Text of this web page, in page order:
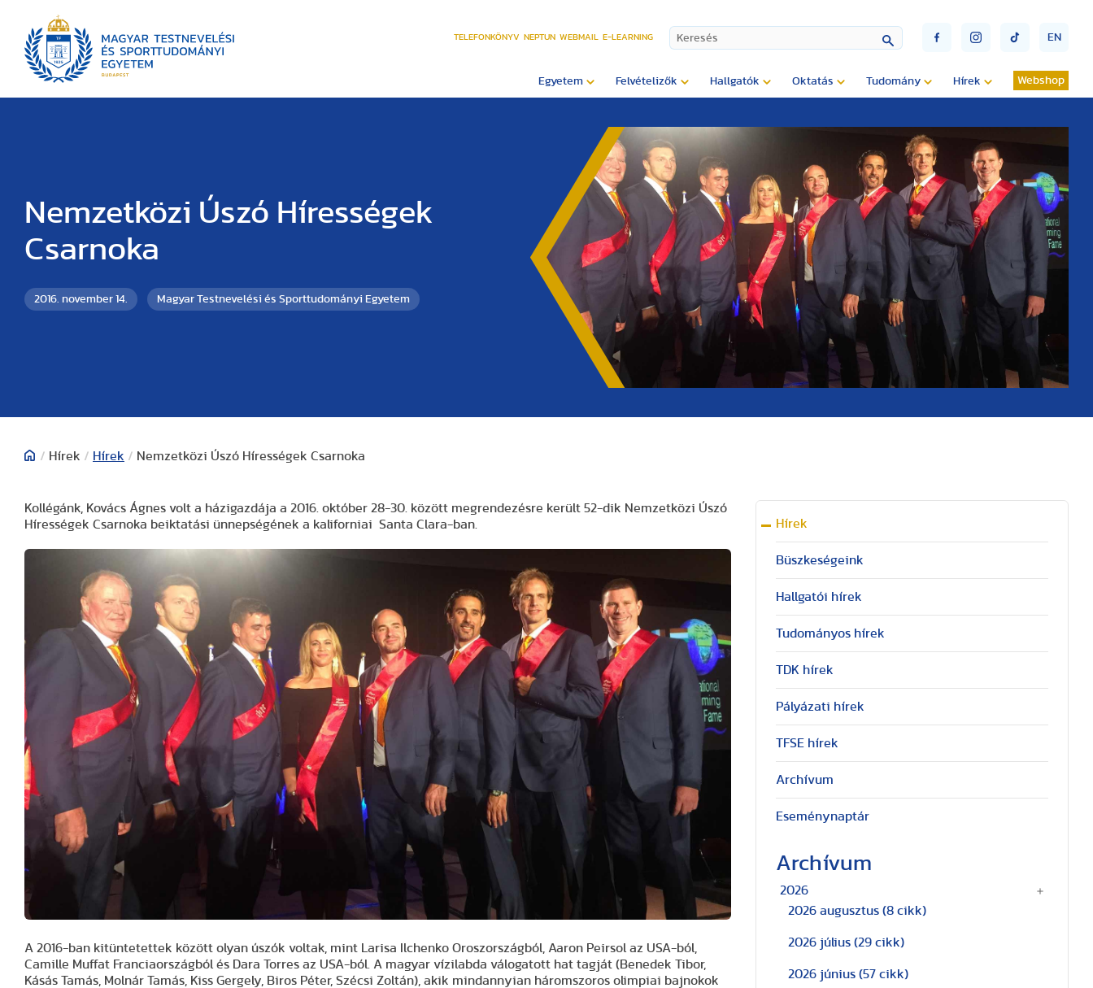
TELEFONKÖNYV NEPTUN WEBMAIL E-LEARNING EN
Egyetem Felvételizők Hallgatók Oktatás Tudomány Hírek Webshop
Nemzetközi Úszó Hírességek
Csarnoka
2016. november 14. Magyar Testnevelési és Sporttudományi Egyetem
/ Hírek / Hírek / Nemzetközi Úszó Hírességek Csarnoka
Kollégánk, Kovács Ágnes volt a házigazdája a 2016. október 28-30. között megrendezésre került 52-dik Nemzetközi Úszó
Hírességek Csarnoka beiktatási ünnepségének a kaliforniai Santa Clara-ban.
A 2016-ban kitüntetettek között olyan úszók voltak, mint Larisa Ilchenko Oroszországból, Aaron Peirsol az USA-ból,
Camille Muffat Franciaországból és Dara Torres az USA-ból. A magyar vízilabda válogatott hat tagját (Benedek Tibor,
Kásás Tamás, Molnár Tamás, Kiss Gergely, Biros Péter, Szécsi Zoltán), akik mindannyian háromszoros olimpiai bajnokok
Hírek
Büszkeségeink
Hallgatói hírek
Tudományos hírek
TDK hírek
Pályázati hírek
TFSE hírek
Archívum
Eseménynaptár
Archívum
2026
2026 augusztus (8 cikk)
2026 július (29 cikk)
2026 június (57 cikk)